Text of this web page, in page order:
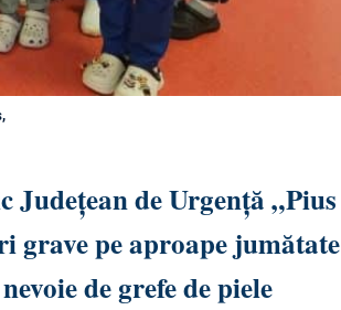
de Urgență „Pius
grave pe aproape jumătate
de grefe de piele